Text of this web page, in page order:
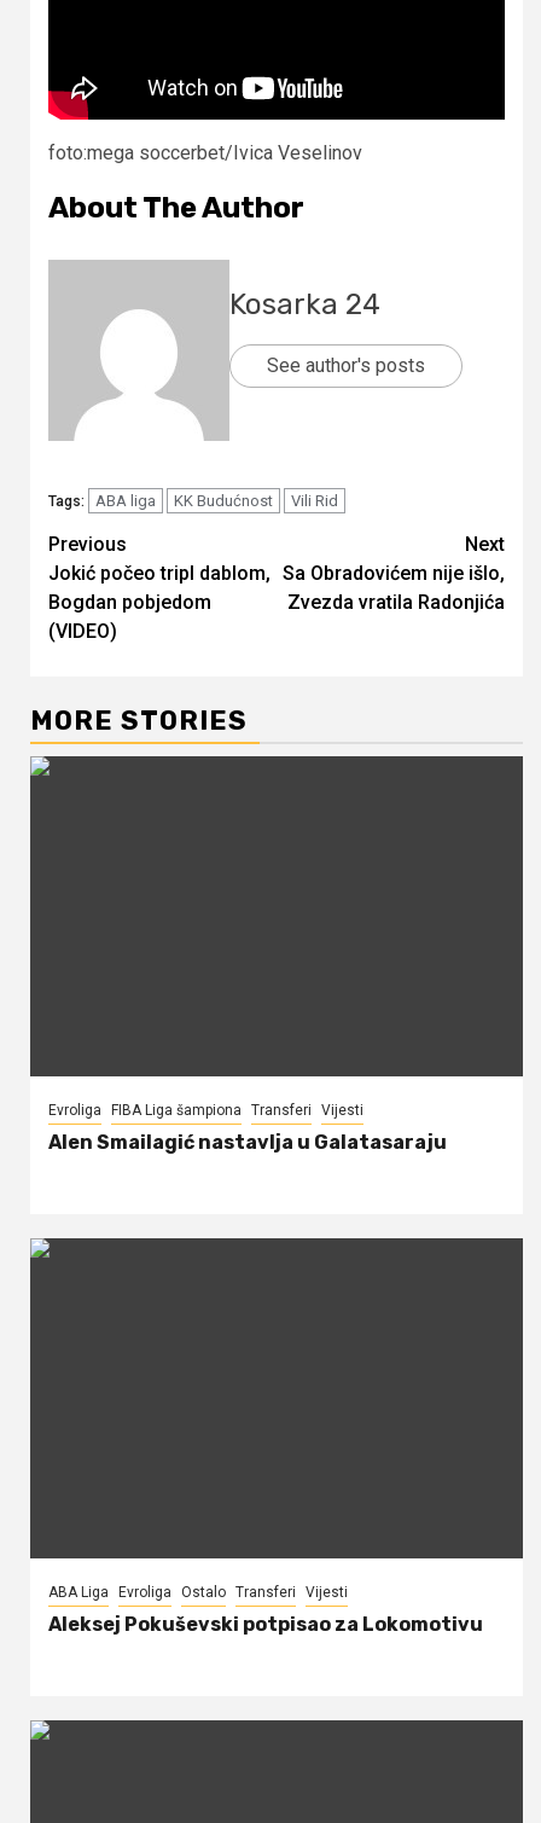
foto:mega soccerbet/Ivica Veselinov
About The Author
Kosarka 24
See author's posts
Tags: ABA liga KK Budućnost Vili Rid
Continue
Reading
Previous
Jokić počeo tripl dablom,
Bogdan pobjedom
(VIDEO)
Next
Sa Obradovićem nije išlo,
Zvezda vratila Radonjića
MORE STORIES
Evroliga FIBA Liga šampiona Transferi Vijesti
Alen Smailagić nastavlja u Galatasaraju
ABA Liga Evroliga Ostalo Transferi Vijesti
Aleksej Pokuševski potpisao za Lokomotivu